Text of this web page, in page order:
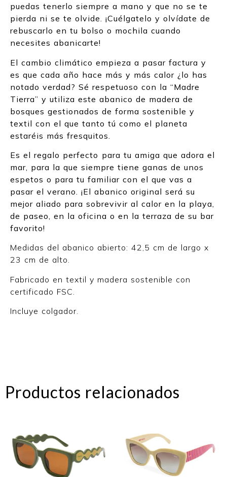
puedas tenerlo siempre a mano y que no se te
pierda ni se te olvide. ¡Cuélgatelo y olvídate de
rebuscarlo en tu bolso o mochila cuando
necesites abanicarte!
El cambio climático empieza a pasar factura y
es que cada año hace más y más calor ¿lo has
notado verdad? Sé respetuoso con la “Madre
Tierra” y utiliza este abanico de madera de
bosques gestionados de forma sostenible y
textil con el que tanto tú como el planeta
estaréis más fresquitos.
Es el regalo perfecto para tu amiga que adora el
mar, para la que siempre tiene ganas de unos
espetos o para tu familiar con el que vas a
pasar el verano. ¡El abanico original será su
mejor aliado para sobrevivir al calor en la playa,
de paseo, en la oficina o en la terraza de su bar
favorito!
Medidas del abanico abierto: 42,5 cm de largo x
23 cm de alto.
Fabricado en textil y madera sostenible con
certificado FSC.
Incluye colgador.
Productos relacionados